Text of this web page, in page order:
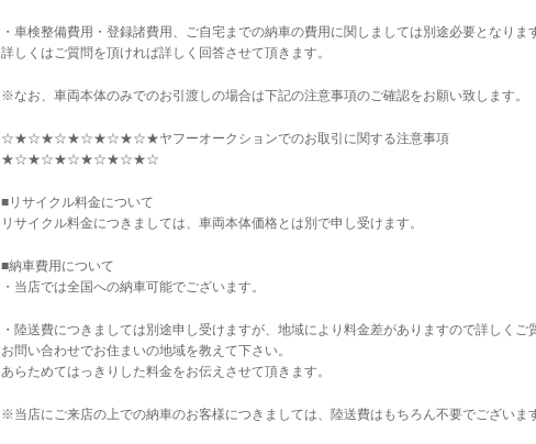
・車検整備費用・登録諸費用、ご自宅までの納車の費用に関しましては別途必要となりま
詳しくはご質問を頂ければ詳しく回答させて頂きます。
※なお、車両本体のみでのお引渡しの場合は下記の注意事項のご確認をお願い致します。
☆★☆★☆★☆★☆★☆★ヤフーオークションでのお取引に関する注意事項
★☆★☆★☆★☆★☆★☆
■リサイクル料金について
リサイクル料金につきましては、車両本体価格とは別で申し受けます。
■納車費用について
・当店では全国への納車可能でございます。
・陸送費につきましては別途申し受けますが、地域により料金差がありますので詳しくご
お問い合わせでお住まいの地域を教えて下さい。
あらためてはっきりした料金をお伝えさせて頂きます。
※当店にご来店の上での納車のお客様につきましては、陸送費はもちろん不要でございま